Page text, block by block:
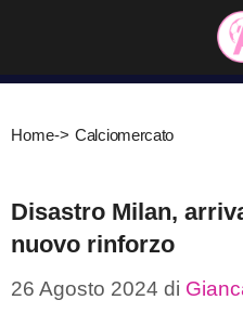
contenuto
Home-> Calciomercato
Disastro Milan,
nuovo rinforzo
26 Agosto 2024 di